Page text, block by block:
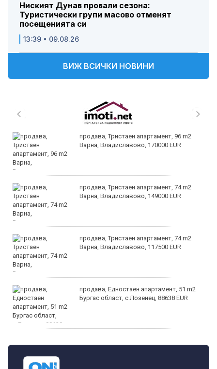
Ниският Дунав провали сезона:
Туристически групи масово отменят
посещенията си
13:39 • 09.08.26
ВИЖ ВСИЧКИ НОВИНИ
продава, Тристаен апартамент, 96 m2
Варна, Владиславово, 170000 EUR
продава, Тристаен апартамент, 74 m2
Варна, Владиславово, 149000 EUR
продава, Тристаен апартамент, 74 m2
Варна, Владиславово, 117500 EUR
продава, Едностаен апартамент, 51 m2
Бургас област, с.Лозенец, 88638 EUR